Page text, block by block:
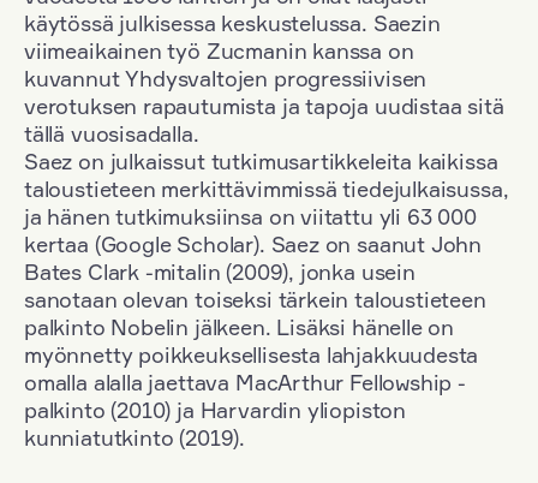
käytössä julkisessa keskustelussa. Saezin
viimeaikainen työ Zucmanin kanssa on
kuvannut Yhdysvaltojen progressiivisen
verotuksen rapautumista ja tapoja uudistaa sitä
tällä vuosisadalla.
Saez on julkaissut tutkimusartikkeleita kaikissa
taloustieteen merkittävimmissä tiedejulkaisussa,
ja hänen tutkimuksiinsa on viitattu yli 63 000
kertaa (Google Scholar). Saez on saanut John
Bates Clark -mitalin (2009), jonka usein
sanotaan olevan toiseksi tärkein taloustieteen
palkinto Nobelin jälkeen. Lisäksi hänelle on
myönnetty poikkeuksellisesta lahjakkuudesta
omalla alalla jaettava MacArthur Fellowship -
palkinto (2010) ja Harvardin yliopiston
kunniatutkinto (2019).